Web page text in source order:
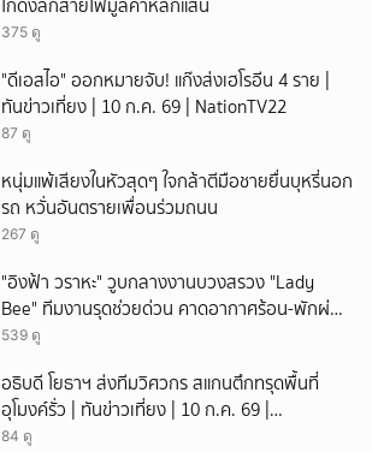
โกดังลักสายไฟมูลค่าหลักแสน
375 ดู
"ดีเอสไอ" ออกหมายจับ! แก๊งส่งเฮโรอีน 4 ราย |
ทันข่าวเที่ยง | 10 ก.ค. 69 | NationTV22
87 ดู
หนุ่มแพ้เสียงในหัวสุดๆ ใจกล้าตีมือชายยื่นบุหรี่นอก
รถ หวั่นอันตรายเพื่อนร่วมถนน
267 ดู
"อิงฟ้า วราหะ" วูบกลางงานบวงสรวง "Lady
Bee" ทีมงานรุดช่วยด่วน คาดอากาศร้อน-พักผ่อน
ไม่เพียงพอ
539 ดู
อธิบดี โยธาฯ ส่งทีมวิศวกร สแกนตึกทรุดพื้นที่
อุโมงค์รั่ว | ทันข่าวเที่ยง | 10 ก.ค. 69 |
NationTV22
84 ดู